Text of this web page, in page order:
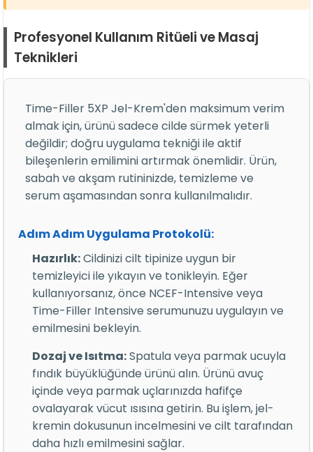
Profesyonel Kullanım Ritüeli ve Masaj
Teknikleri
Time-Filler 5XP Jel-Krem'den maksimum verim
almak için, ürünü sadece cilde sürmek yeterli
değildir; doğru uygulama tekniği ile aktif
bileşenlerin emilimini artırmak önemlidir. Ürün,
sabah ve akşam rutininizde, temizleme ve
serum aşamasından sonra kullanılmalıdır.
Adım Adım Uygulama Protokolü:
Hazırlık:Cildinizi cilt tipinize uygun bir
temizleyici ile yıkayın ve tonikleyin. Eğer
kullanıyorsanız, önce NCEF-Intensive veya
Time-Filler Intensive serumunuzu uygulayın ve
emilmesini bekleyin.
Dozaj ve Isıtma:Spatula veya parmak ucuyla
fındık büyüklüğünde ürünü alın. Ürünü avuç
içinde veya parmak uçlarınızda hafifçe
ovalayarak vücut ısısına getirin. Bu işlem, jel-
kremin dokusunun incelmesini ve cilt tarafından
daha hızlı emilmesini sağlar.